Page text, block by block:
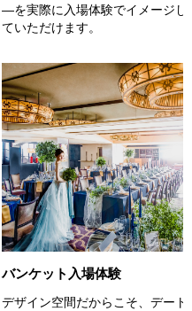
―を実際に入場体験でイメージし
ていただけます。
バンケット入場体験
デザイン空間だからこそ、デート